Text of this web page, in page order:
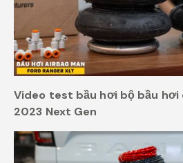
Video test bầu hơi bộ bầu hơi
2023 Next Gen
Trình
chơi